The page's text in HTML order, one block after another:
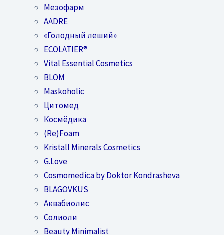
Мезофарм
AADRE
«Голодный леший»
EСОLATIER®
Vital Essential Cosmetics
BLOM
Maskoholic
Цитомед
Космёдика
(Re)Foam
Kristall Minerals Cosmetics
G.Love
Cosmomedica by Doktor Kondrasheva
BLAGOVKUS
Аквабиолис
Солиоли
Beauty Minimalist